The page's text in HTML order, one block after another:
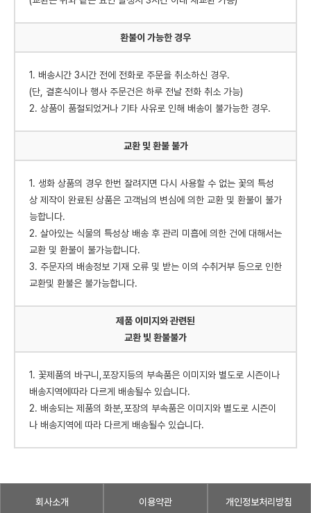
환불이 가능한 경우
1. 배송시간 3시간 전에 전화로 주문을 취소하신 경우.
(단, 결혼식이나 행사 주문건은 하루 전날 전화 취소 가능)
2. 상품이 품절되었거나 기타 사유로 인해 배송이 불가능한 경우.
교환 및 환불 불가
1. 생화 상품의 경우 한번 잘려지면 다시 사용할 수 없는 꽃의 특성
상 제작이 완료된 상품은 고객님의 변심에 의한 교환 및 환불이 불가
능합니다.
2. 살아있는 식물의 특성상 배송 후 관리 미흡에 의한 건에 대해서는
교환 및 환불이 불가능합니다.
3. 주문자의 배송정보 기재 오류 및 받는 이의 수취거부 등으로 인한
교환및 환불은 불가능합니다.
제품 이미지와 관련된
교환 빛 환불불가
1. 꽃제품의 바구니,포장지등의 부속품은 이미지와 별도로 시즌이나
배송지역에따라 다르게 배송될수 있습니다.
2. 배송되는 제품의 화분,포장의 부속품은 이미지와 별도로 시즌이
나 배송지역에 따라 다르게 배송될수 있습니다.
회사소개 이용약관 개인정보처리방침